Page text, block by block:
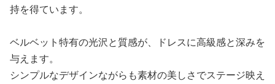
持を得ています。
ベルベット特有の光沢と質感が、ドレスに高級感と深みを
与えます。
シンプルなデザインながらも素材の美しさでステージ映え